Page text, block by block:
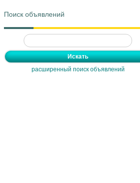
Поиск объявлений
расширенный поиск объявлений